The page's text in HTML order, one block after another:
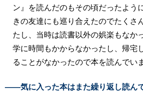
ン』を読んだのもその頃だったよう
きの友達にも巡り合えたのでたくさ
たし、当時は読書以外の娯楽もなか
学に時間もかからなかったし、帰宅
ることがなかったので本を読んでい
――気に入った本はまた繰り返し読ん